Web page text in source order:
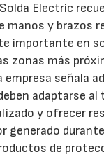
Electric
manos y brazos
importante en
zonas más
empresa señala
adaptarse al
y ofrecer
generado
de